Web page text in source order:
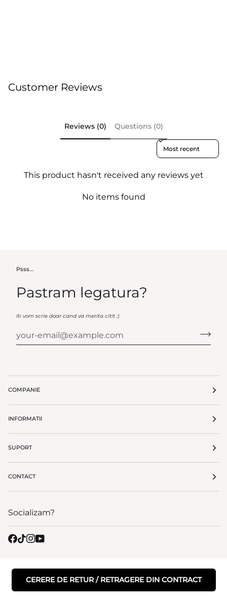
Customer Reviews
Reviews (0) Questions (0)
Sort reviews by
This product hasn't received any reviews yet
No items found
Psss...
Pastram legatura?
Iti vom scrie doar cand va merita citit :)
COMPANIE
INFORMATII
SUPORT
CONTACT
Socializam?
CERERE DE RETUR / RETRAGERE DIN CONTRACT